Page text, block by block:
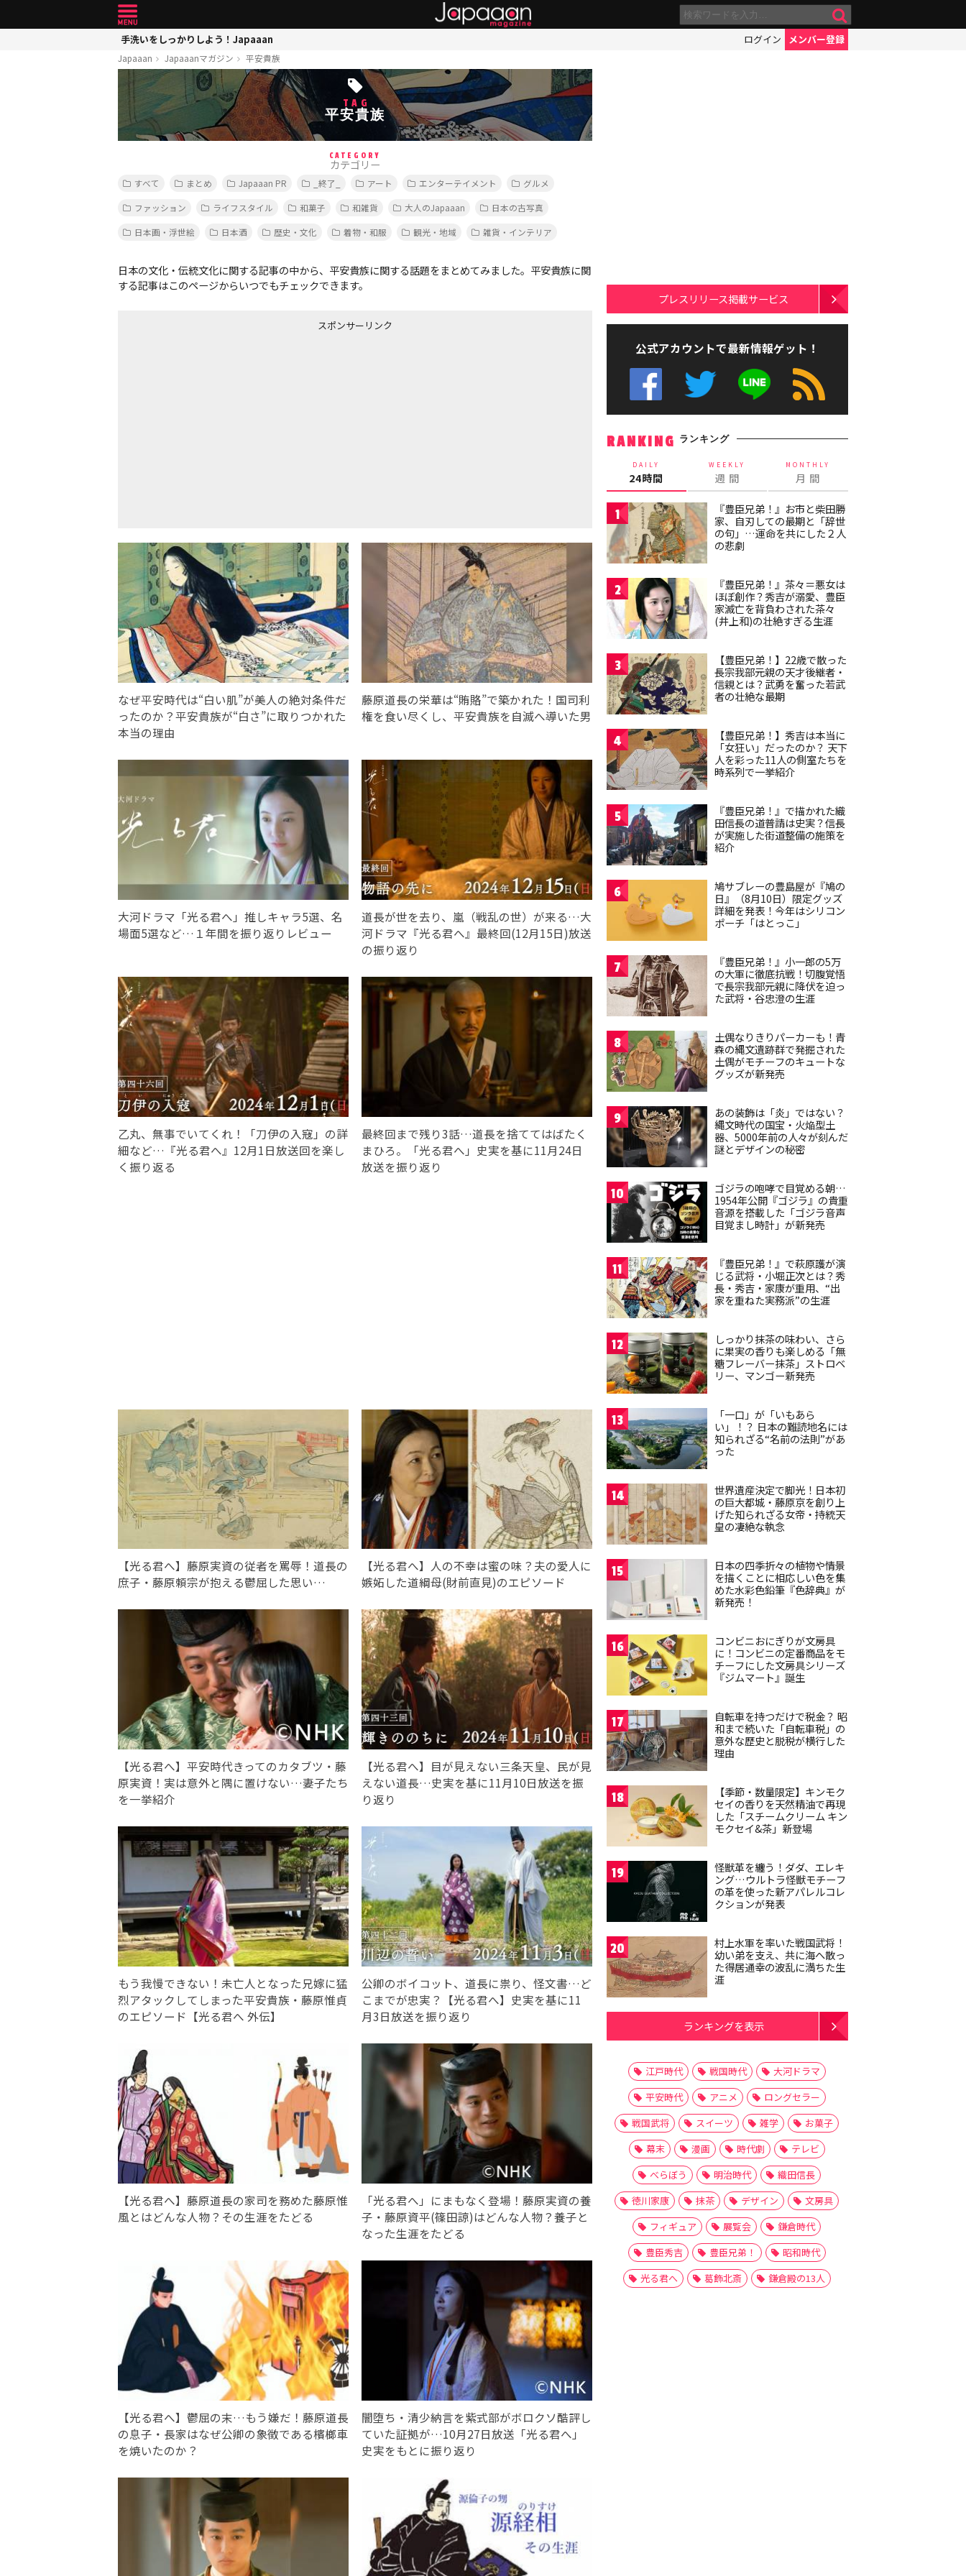
手洗いをしっかりしよう！Japaaan ログイン メンバー登録
Japaaan Japaaanマガジン 平安貴族
TAG
平安貴族
CATEGORY
カテゴリー
すべて まとめ Japaaan PR _終了_ アート エンターテイメント
グルメ
ファッション
ライフスタイル 和菓子 和雑貨 大人のJapaaan
日本の古写真
日本画・浮世絵
日本酒 歴史・文化 着物・和服 観光・地域 雑貨・インテリア
日本の文化・伝統文化に関する記事の中から、平安貴族に関する話題をまとめてみました。平安貴族に関
する記事はこのページからいつでもチェックできます。
スポンサーリンク
なぜ平安時代は“白い肌”が美人の絶対条件だ
ったのか？平安貴族が“白さ”に取りつかれた
本当の理由
藤原道長の栄華は“賄賂”で築かれた！国司利
権を食い尽くし、平安貴族を自滅へ導いた男
大河ドラマ「光る君へ」推しキャラ5選、名
場面5選など…１年間を振り返りレビュー
道長が世を去り、嵐（戦乱の世）が来る…大
河ドラマ『光る君へ』最終回(12月15日)放送
の振り返り
乙丸、無事でいてくれ！「刀伊の入寇」の詳
細など…『光る君へ』12月1日放送回を楽し
く振り返る
最終回まで残り3話…道長を捨ててはばたく
まひろ。「光る君へ」史実を基に11月24日
放送を振り返り
【光る君へ】藤原実資の従者を罵辱！道長の
庶子・藤原頼宗が抱える鬱屈した思い…
【光る君へ】人の不幸は蜜の味？夫の愛人に
嫉妬した道綱母(財前直見)のエピソード
【光る君へ】平安時代きってのカタブツ・藤
原実資！実は意外と隅に置けない…妻子たち
を一挙紹介
【光る君へ】目が見えない三条天皇、民が見
えない道長…史実を基に11月10日放送を振
り返り
もう我慢できない！未亡人となった兄嫁に猛
烈アタックしてしまった平安貴族・藤原惟貞
のエピソード【光る君へ 外伝】
公卿のボイコット、道長に祟り、怪文書…ど
こまでが忠実？【光る君へ】史実を基に11
月3日放送を振り返り
【光る君へ】藤原道長の家司を務めた藤原惟
風とはどんな人物？その生涯をたどる
「光る君へ」にまもなく登場！藤原実資の養
子・藤原資平(篠田諒)はどんな人物？養子と
なった生涯をたどる
【光る君へ】鬱屈の末…もう嫌だ！藤原道長
の息子・長家はなぜ公卿の象徴である檳榔車
を焼いたのか？
闇堕ち・清少納言を紫式部がボロクソ酷評し
ていた証拠が…10月27日放送「光る君へ」
史実をもとに振り返り
プレスリリース掲載サービス
公式アカウントで最新情報ゲット！
RANKING ランキング
DAILY
24時間
WEEKLY
週 間
MONTHLY
月 間
1
『豊臣兄弟！』お市と柴田勝
家、自刃しての最期と「辞世
の句」…運命を共にした２人
の悲劇
2
『豊臣兄弟！』茶々＝悪女は
ほぼ創作？秀吉が溺愛、豊臣
家滅亡を背負わされた茶々
(井上和)の壮絶すぎる生涯
3
【豊臣兄弟！】22歳で散った
長宗我部元親の天才後継者・
信親とは？武勇を奮った若武
者の壮絶な最期
4
【豊臣兄弟！】秀吉は本当に
「女狂い」だったのか？ 天下
人を彩った11人の側室たちを
時系列で一挙紹介
5
『豊臣兄弟！』で描かれた織
田信長の道普請は史実？信長
が実施した街道整備の施策を
紹介
6
鳩サブレーの豊島屋が『鳩の
日』（8月10日）限定グッズ
詳細を発表！今年はシリコン
ポーチ「はとっこ」
7
『豊臣兄弟！』小一郎の5万
の大軍に徹底抗戦！切腹覚悟
で長宗我部元親に降伏を迫っ
た武将・谷忠澄の生涯
8
土偶なりきりパーカーも！青
森の縄文遺跡群で発掘された
土偶がモチーフのキュートな
グッズが新発売
9
あの装飾は「炎」ではない？
縄文時代の国宝・火焔型土
器、5000年前の人々が刻んだ
謎とデザインの秘密
10
ゴジラの咆哮で目覚める朝…
1954年公開『ゴジラ』の貴重
音源を搭載した「ゴジラ音声
目覚まし時計」が新発売
11
『豊臣兄弟！』で萩原護が演
じる武将・小堀正次とは？秀
長・秀吉・家康が重用、“出
家を重ねた実務派”の生涯
12
しっかり抹茶の味わい、さら
に果実の香りも楽しめる「無
糖フレーバー抹茶」ストロベ
リー、マンゴー新発売
13
「一口」が「いもあら
い」！？ 日本の難読地名には
知られざる“名前の法則”があ
った
14
世界遺産決定で脚光！日本初
の巨大都城・藤原京を創り上
げた知られざる女帝・持統天
皇の凄絶な執念
15
日本の四季折々の植物や情景
を描くことに相応しい色を集
めた水彩色鉛筆『色辞典』が
新発売！
16
コンビニおにぎりが文房具
に！コンビニの定番商品をモ
チーフにした文房具シリーズ
『ジムマート』誕生
17
自転車を持つだけで税金？ 昭
和まで続いた「自転車税」の
意外な歴史と脱税が横行した
理由
18
【季節・数量限定】キンモク
セイの香りを天然精油で再現
した「スチームクリーム キン
モクセイ&茶」新登場
19
怪獣革を纏う！ダダ、エレキ
ング…ウルトラ怪獣モチーフ
の革を使った新アパレルコレ
クションが発表
20
村上水軍を率いた戦国武将！
幼い弟を支え、共に海へ散っ
た得居通幸の波乱に満ちた生
涯
ランキングを表示
江戸時代 戦国時代
大河ドラマ
平安時代
アニメ
ロングセラー
戦国武将
スイーツ 雑学
お菓子
幕末
漫画 時代劇
テレビ
べらぼう
明治時代
織田信長
徳川家康
抹茶 デザイン
文房具
フィギュア
展覧会
鎌倉時代
豊臣秀吉
豊臣兄弟！
昭和時代
光る君へ
葛飾北斎 鎌倉殿の13人